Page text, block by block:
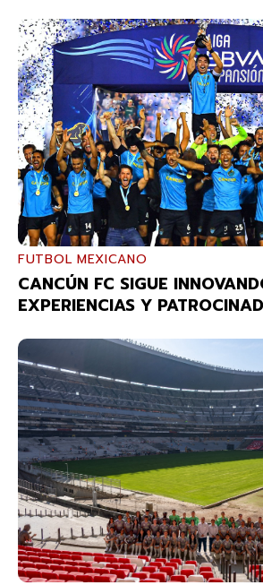
FUTBOL MEXICANO
CANCÚN FC SIGUE
EXPERIENCIAS Y